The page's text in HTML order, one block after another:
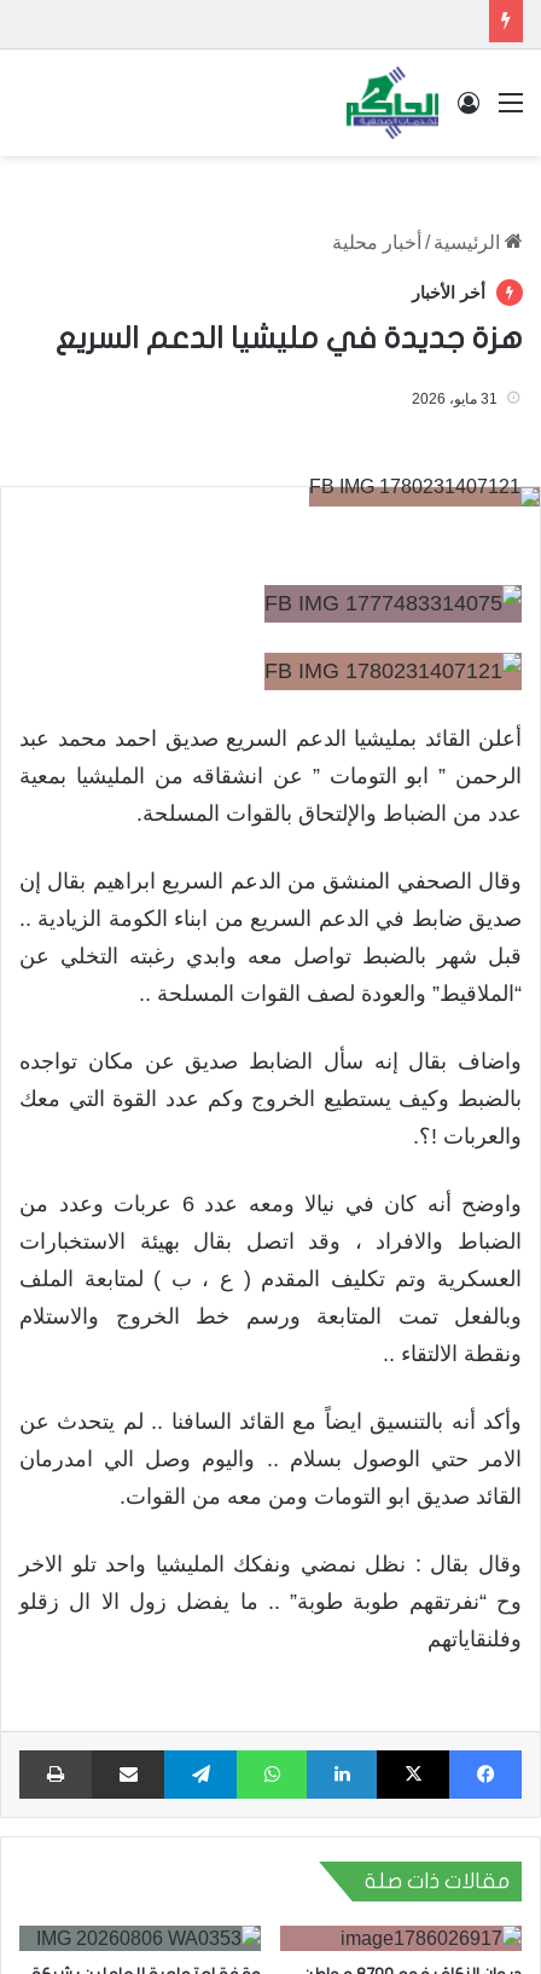
القائمة تسجيل الدخول
الرئيسية / أخبار محلية
أخر الأخبار
هزة جديدة في مليشيا الدعم السريع
31 مايو، 2026
أعلن القائد بمليشيا الدعم السريع صديق احمد محمد عبد
الرحمن ” ابو التومات ” عن انشقاقه من المليشيا بمعية
عدد من الضباط والإلتحاق بالقوات المسلحة.
وقال الصحفي المنشق من الدعم السريع ابراهيم بقال إن
صديق ضابط في الدعم السريع من ابناء الكومة الزيادية ..
قبل شهر بالضبط تواصل معه وابدي رغبته التخلي عن
“الملاقيط” والعودة لصف القوات المسلحة ..
واضاف بقال إنه سأل الضابط صديق عن مكان تواجده
بالضبط وكيف يستطيع الخروج وكم عدد القوة التي معك
والعربات !؟.
واوضح أنه كان في نيالا ومعه عدد 6 عربات وعدد من
الضباط والافراد ، وقد اتصل بقال بهيئة الاستخبارات
العسكرية وتم تكليف المقدم ( ع ، ب ) لمتابعة الملف
وبالفعل تمت المتابعة ورسم خط الخروج والاستلام
ونقطة الالتقاء ..
وأكد أنه بالتنسيق ايضاً مع القائد السافنا .. لم يتحدث عن
الامر حتي الوصول بسلام .. واليوم وصل الي امدرمان
القائد صديق ابو التومات ومن معه من القوات.
وقال بقال : نظل نمضي ونفكك المليشيا واحد تلو الاخر
وح “نفرتقهم طوبة طوبة” .. ما يفضل زول الا ال زقلو
وفلنقاياتهم
فيسبوك X لينكدإن واتساب تيلقرام مشاركة عبر البريد
مقالات ذات صلة